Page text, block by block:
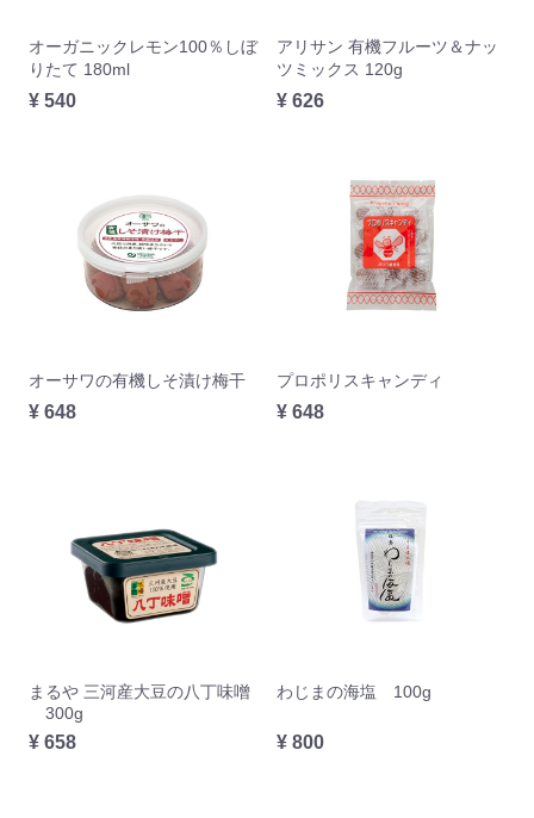
オーガニックレモン100％しぼ
りたて 180ml
¥ 540
アリサン 有機フルーツ＆ナッ
ツミックス 120g
¥ 626
オーサワの有機しそ漬け梅干
¥ 648
プロポリスキャンディ
¥ 648
まるや 三河産大豆の八丁味噌
300g
¥ 658
わじまの海塩 100g
¥ 800